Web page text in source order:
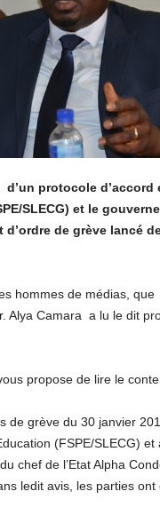
protocole d’accord
SLECG) et le
de grève lancé
hommes de médias, que
Alya Camara a lu le dit
propose de lire le
de grève du 30 janvier
(FSPE/SLECG)
chef de l’Etat Alpha
ledit avis, les parties